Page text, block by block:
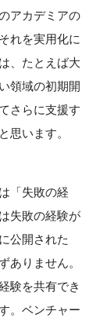
アカデミアの
れを実用化に
、たとえば大
領域の初期開
さらに支援す
思います。
「失敗の経
失敗の経験が
公開された
ありません。
験を共有でき
。ベンチャー